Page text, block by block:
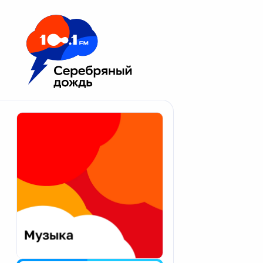
Москва 100.1 FM
Апатиты
Екатеринбург
Калининград
Калуга